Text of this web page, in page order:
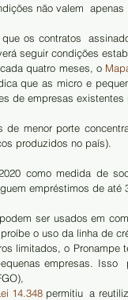
não valem
os contratos
seguir condições
quatro meses, o
que as micro e
de empresas existentes
produzidos no país).
como medida de
empréstimos de até
ser usados em
o uso da linha de
limitados, o Pronampe
empresas. Isso
14.348 permitiu  a